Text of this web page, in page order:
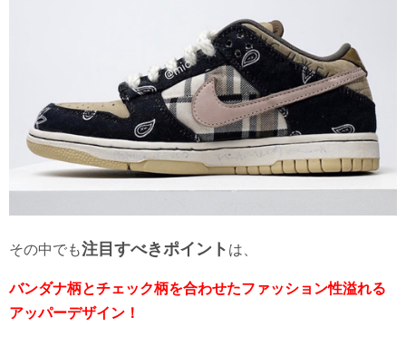
その中でも注目すべきポイント は、
バンダナ柄とチェック柄を合わせたファッション性溢れる
アッパーデザイン！